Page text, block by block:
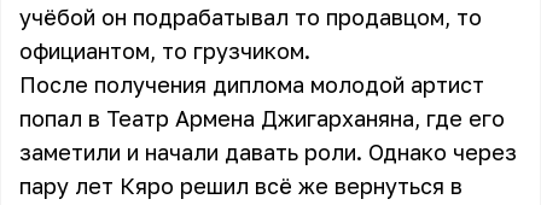
учёбой он подрабатывал то продавцом, то
официантом, то грузчиком.
После получения диплома молодой артист
попал в Театр Армена Джигарханяна, где его
заметили и начали давать роли. Однако через
пару лет Кяро решил всё же вернуться в